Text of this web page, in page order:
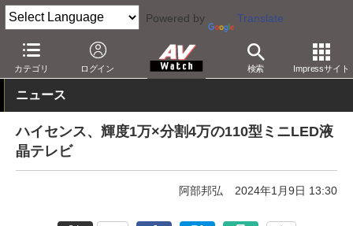
Powered by Translate
カテゴリ ログイン 検索 Impressサイト
AV Watch イベント 2024
ニュース
ハイセンス、輝度1万×分割4万の110型ミニLED液
晶テレビ
阿部邦弘 2024年1月9日 13:30